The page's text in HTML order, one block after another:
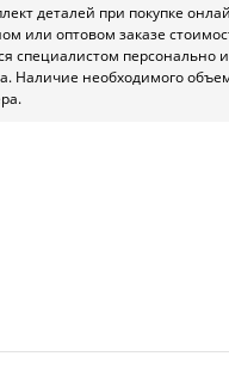
деталей при покупке
или оптовом заказе
специалистом персонально
Наличие необходимого